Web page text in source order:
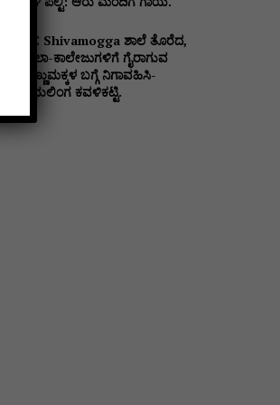
DC Shivamogga ಶಾಲೆ ತೊರೆದ,
ಶಾಲಾ-ಕಾಲೇಜುಗಳಿಗೆ ಗೈರಾಗುವ
ಹೆಣ್ಣುಮಕ್ಕಳ ಬಗ್ಗೆ ನಿಗಾವಹಿಸಿ-
ಪ್ರಭುಲಿಂಗ ಕವಳಿಕಟ್ಟಿ.